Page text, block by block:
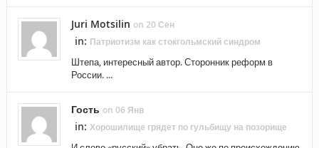
Juri Motsilin on 20 Сен
in: Патриотизм как стокгольмский синдром
Штепа, интересный автор. Сторонник реформ в
России. ...
Гость on 06 Янв
in: Хорошилище грядет по гульбищу на позорище